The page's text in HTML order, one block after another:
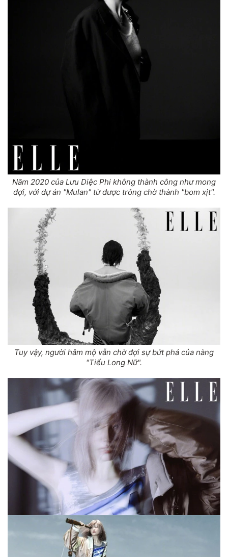
Năm 2020 của Lưu Diệc Phi không thành công như mong
đợi, với dự án "Mulan" từ được trông chờ thành "bom xịt".
Tuy vậy, người hâm mộ vẫn chờ đợi sự bứt phá của nàng
"Tiểu Long Nữ".